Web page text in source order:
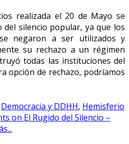
realizada el 20 de Mayo se
silencio popular, ya que los
negaron a ser utilizados y
su rechazo a un régimen
todas las instituciones del
opción de rechazo, podríamos
Democracia y DDHH, Hemisferio
on El Rugido del Silencio –